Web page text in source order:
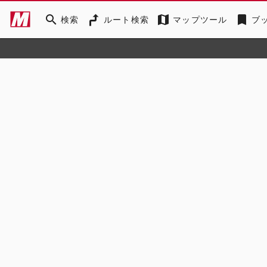
search 検索 ルート検索 map マップツール bookmark ブ